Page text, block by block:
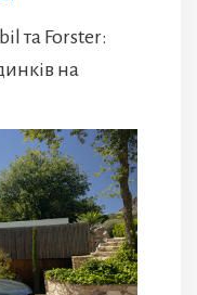
та Forster:
на